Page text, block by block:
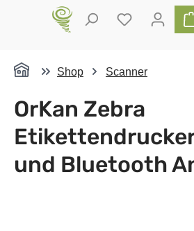
Zum Hauptinhalt springen Du hast 0
Shop Scanner
OrKan Zebra
und Bluetooth